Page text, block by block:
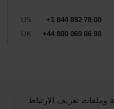
US
+1 844 892 78 00
UK
+44 800 069 86 90
تعريف الارتباط